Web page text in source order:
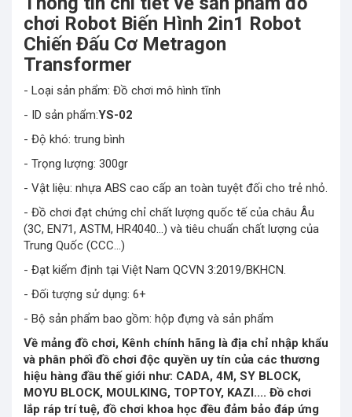
chơi Robot Biến Hình 2in1 Robot
Chiến Đấu Cơ Metragon
Transformer
- Loại sản phẩm: Đồ chơi mô hình tĩnh
- ID sản phẩm:YS-02
- Độ khó: trung bình
- Trọng lượng: 300gr
- Vật liệu: nhựa ABS cao cấp an toàn tuyệt đối cho trẻ nhỏ.
- Đồ chơi đạt chứng chỉ chất lượng quốc tế của châu Âu
(3C, EN71, ASTM, HR4040…) và tiêu chuẩn chất lượng của
Trung Quốc (CCC…)
- Đạt kiểm định tại Việt Nam QCVN 3:2019/BKHCN.
- Đối tượng sử dụng: 6+
- Bộ sản phẩm bao gồm: hộp đựng và sản phẩm
Về mảng đồ chơi, Kênh chính hãng là địa chỉ nhập khẩu
và phân phối đồ chơi độc quyền uy tín của các thương
hiệu hàng đầu thế giới như: CADA, 4M, SY BLOCK,
MOYU BLOCK, MOULKING, TOPTOY, KAZI.... Đồ chơi
lắp ráp trí tuệ, đồ chơi khoa học đều đảm bảo đáp ứng